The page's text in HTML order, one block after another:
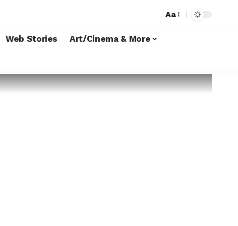
Font
Aa
Web Stories
Art/Cinema & More